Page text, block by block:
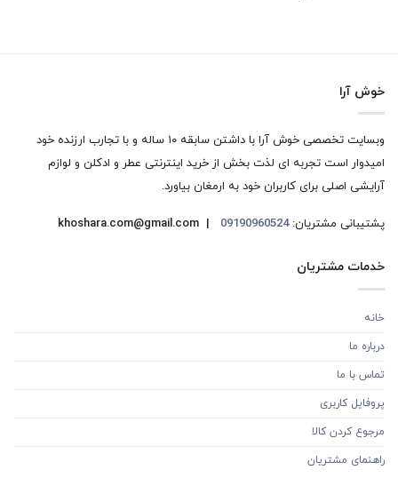
خوش آرا
وبسایت تخصصی خوش آرا با داشتن سابقه ۱۰ ساله و با تجارب ارزنده خود
امیدوار است تجربه ای لذت بخش از خرید اینترنتی عطر و ادکلن و لوازم
آرایشی اصلی برای کاربران خود به ارمغان بیاورد.
پشتیبانی مشتریان: khoshara.com@gmail.com | 09190960524
خدمات مشتریان
خانه
درباره ما
تماس با ما
پروفایل کاربری
مرجوع کردن کالا
راهنمای مشتریان